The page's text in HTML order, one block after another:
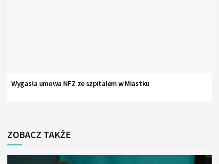
Wygasła umowa NFZ ze szpitalem w Miastku
ZOBACZ TAKŻE